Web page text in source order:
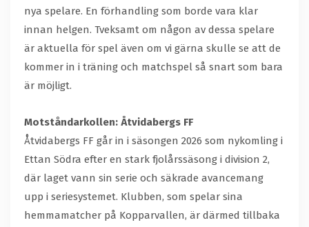
nya spelare. En förhandling som borde vara klar
innan helgen. Tveksamt om någon av dessa spelare
är aktuella för spel även om vi gärna skulle se att de
kommer in i träning och matchspel så snart som bara
är möjligt.
Motståndarkollen: Åtvidabergs FF
Åtvidabergs FF går in i säsongen 2026 som nykomling i
Ettan Södra efter en stark fjolårssäsong i division 2,
där laget vann sin serie och säkrade avancemang
upp i seriesystemet. Klubben, som spelar sina
hemmamatcher på Kopparvallen, är därmed tillbaka